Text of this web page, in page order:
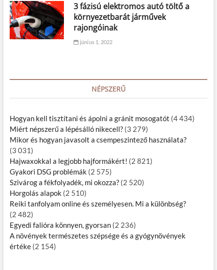
3 fázisú elektromos autó töltő a
környezetbarát járművek
rajongóinak
június 1, 2022
NÉPSZERŰ
Hogyan kell tisztítani és ápolni a gránit mosogatót (4 434)
Miért népszerű a lépésálló nikecell? (3 279)
Mikor és hogyan javasolt a csempeszintező használata?
(3 031)
Hajwaxokkal a legjobb hajformákért! (2 821)
Gyakori DSG problémák (2 575)
Szivárog a fékfolyadék, mi okozza? (2 520)
Horgolás alapok (2 510)
Reiki tanfolyam online és személyesen. Mi a különbség?
(2 482)
Egyedi falióra könnyen, gyorsan (2 236)
A növények természetes szépsége és a gyógynövények
értéke (2 154)